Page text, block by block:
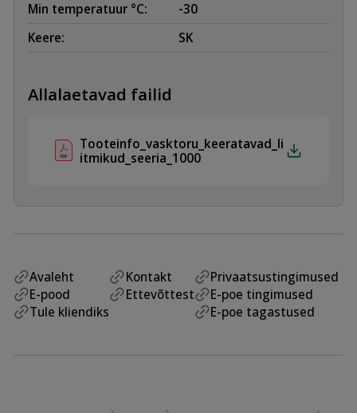
Min temperatuur °C:
-30
Keere:
SK
Allalaetavad failid
Tooteinfo_vasktoru_keeratavad_li
itmikud_seeria_1000
Avaleht
E-pood
Tule kliendiks
Kontakt
Ettevõttest
Privaatsustingimused
E-poe tingimused
E-poe tagastused